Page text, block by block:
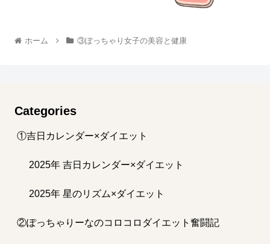
ホーム ③ぽっちゃり女子の美容と健康
Categories
①吉日カレンダー×ダイエット
2025年 吉日カレンダー×ダイエット
2025年 星のリズム×ダイエット
②ぽっちゃりーなのコロコロダイエット奮闘記